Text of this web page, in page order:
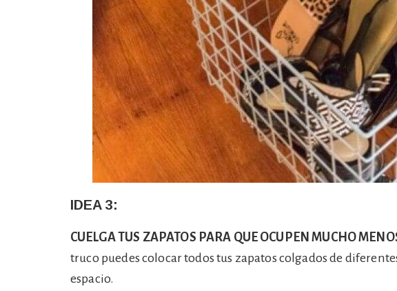
IDEA 3:
CUELGA TUS ZAPATOS PARA QUE OCUPEN MUCHO
truco puedes colocar todos tus zapatos colgados de
espacio.